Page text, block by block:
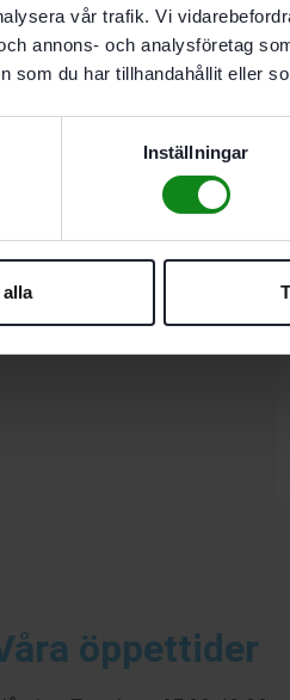
vår trafik. Vi
annons- och analysföretag
som du har tillhandahållit eller
Inställningar
öppettider